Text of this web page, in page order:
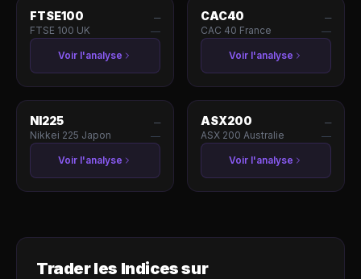
FTSE100
FTSE 100 UK
—
—
Voir l'analyse
CAC40
CAC 40 France
—
—
Voir l'analyse
NI225
Nikkei 225 Japon
—
—
Voir l'analyse
ASX200
ASX 200 Australie
—
—
Voir l'analyse
Trader les Indicessur